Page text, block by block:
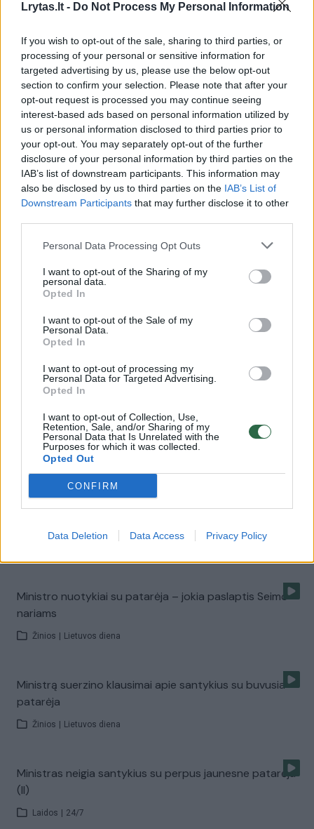
Lrytas.lt - Do Not Process My Personal Information
If you wish to opt-out of the sale, sharing to third parties, or
processing of your personal or sensitive information for
targeted advertising by us, please use the below opt-out
section to confirm your selection. Please note that after your
opt-out request is processed you may continue seeing
interest-based ads based on personal information utilized by
us or personal information disclosed to third parties prior to
your opt-out. You may separately opt-out of the further
disclosure of your personal information by third parties on the
IAB’s list of downstream participants. This information may
also be disclosed by us to third parties on the IAB’s List of
Downstream Participants that may further disclose it to other
Personal Data Processing Opt Outs
I want to opt-out of the Sharing of my
personal data.
Opted In
I want to opt-out of the Sale of my
Personal Data.
Opted In
I want to opt-out of processing my
Personal Data for Targeted Advertising.
Opted In
I want to opt-out of Collection, Use,
Retention, Sale, and/or Sharing of my
Personal Data that Is Unrelated with the
Purposes for which it was collected.
Opted Out
CONFIRM
Data Deletion Data Access Privacy Policy
Estijos tragedijos nuojautos Lietuvos mokyklose (III)
Laidos | 24/7
R. Paksas: D. A. Barakausko apklausa – netikėta
Žinios Lietuvos diena
STT apklausė D. A. Barakauską kaip specialųjį liudytoją
Lietuvos diena
neturėjome“
Žinios | Lietuvos diena
A.Butkevičius: ministras atsistatydina dėl sveikatos
problemų
Žinios | Lietuvos diena
Atsistatydina vidaus reikalų ministras D. A.
Barakauskas
Žinios | Lietuvos diena
Ministro nuotykiai su patarėja – jokia paslaptis Seimo
nariams
Žinios Lietuvos diena
Ministrą suerzino klausimai apie santykius su buvusia
patarėja
Žinios Lietuvos diena
Ministras neigia santykius su perpus jaunesne patarėja
(II)
Laidos 24/7